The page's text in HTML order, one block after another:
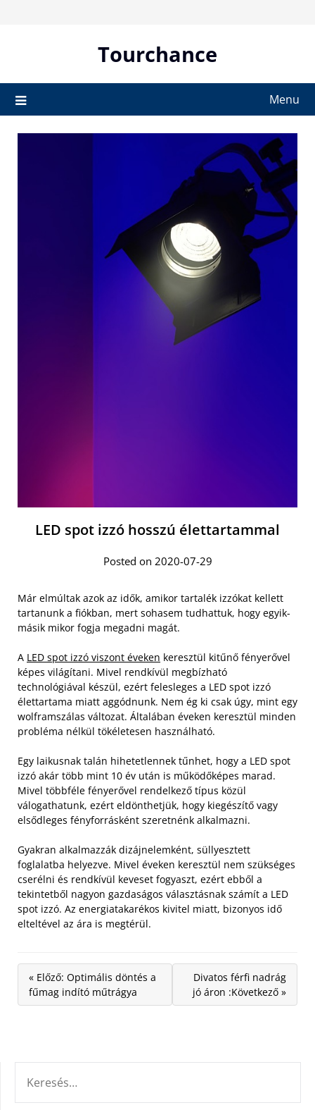
Tourchance
Menu
LED spot izzó hosszú élettartammal
Posted on 2020-07-29
Már elmúltak azok az idők, amikor tartalék izzókat kellett
tartanunk a fiókban, mert sohasem tudhattuk, hogy egyik-
másik mikor fogja megadni magát.
A LED spot izzó viszont éveken keresztül kitűnő fényerővel
képes világítani. Mivel rendkívül megbízható
technológiával készül, ezért felesleges a LED spot izzó
élettartama miatt aggódnunk. Nem ég ki csak úgy, mint egy
wolframszálas változat. Általában éveken keresztül minden
probléma nélkül tökéletesen használható.
Egy laikusnak talán hihetetlennek tűnhet, hogy a LED spot
izzó akár több mint 10 év után is működőképes marad.
Mivel többféle fényerővel rendelkező típus közül
válogathatunk, ezért eldönthetjük, hogy kiegészítő vagy
elsődleges fényforrásként szeretnénk alkalmazni.
Gyakran alkalmazzák dizájnelemként, süllyesztett
foglalatba helyezve. Mivel éveken keresztül nem szükséges
cserélni és rendkívül keveset fogyaszt, ezért ebből a
tekintetből nagyon gazdaságos választásnak számít a LED
spot izzó. Az energiatakarékos kivitel miatt, bizonyos idő
elteltével az ára is megtérül.
« Előző: Optimális döntés a
fűmag indító műtrágya
Divatos férfi nadrág
jó áron :Következő »